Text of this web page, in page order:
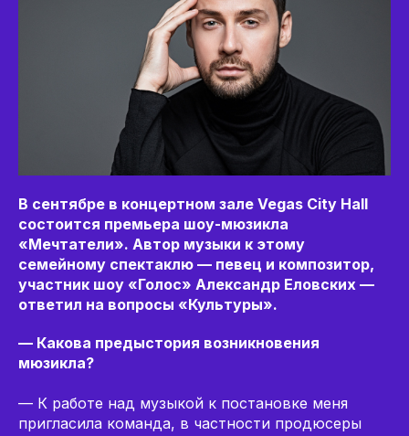
В сентябре в концертном зале Vegas City Hall
состоится премьера шоу-мюзикла
«Мечтатели». Автор музыки к этому
семейному спектаклю — певец и композитор,
участник шоу «Голос» Александр Еловских —
ответил на вопросы «Культуры».
— Какова предыстория возникновения
мюзикла?
— К работе над музыкой к постановке меня
пригласила команда, в частности продюсеры